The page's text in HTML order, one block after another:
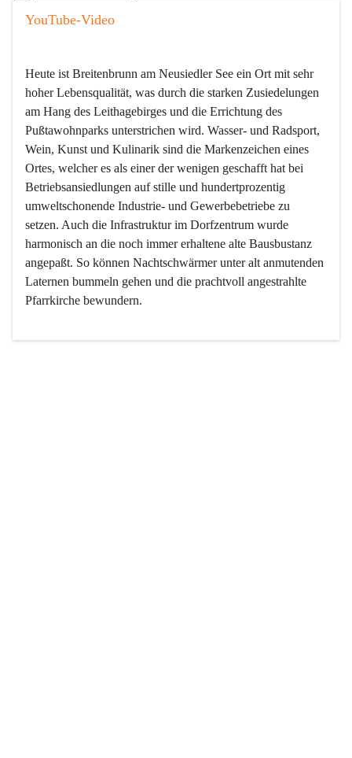
YouTube-Video
Heute ist Breitenbrunn am Neusiedler See ein Ort mit sehr
hoher Lebensqualität, was durch die starken Zusiedelungen
am Hang des Leithagebirges und die Errichtung des
Pußtawohnparks unterstrichen wird. Wasser- und Radsport,
Wein, Kunst und Kulinarik sind die Markenzeichen eines
Ortes, welcher es als einer der wenigen geschafft hat bei
Betriebsansiedlungen auf stille und hundertprozentig
umweltschonende Industrie- und Gewerbebetriebe zu
setzen. Auch die Infrastruktur im Dorfzentrum wurde
harmonisch an die noch immer erhaltene alte Bausbustanz
angepaßt. So können Nachtschwärmer unter alt anmutenden
Laternen bummeln gehen und die prachtvoll angestrahlte
Pfarrkirche bewundern.
Der Weinbau dominert heute nicht mehr, ist aber integrativer